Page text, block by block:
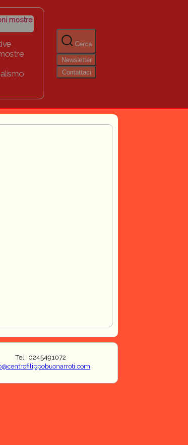
mostre
Cerca
Newsletter
Contattaci
Tel. 0245491072